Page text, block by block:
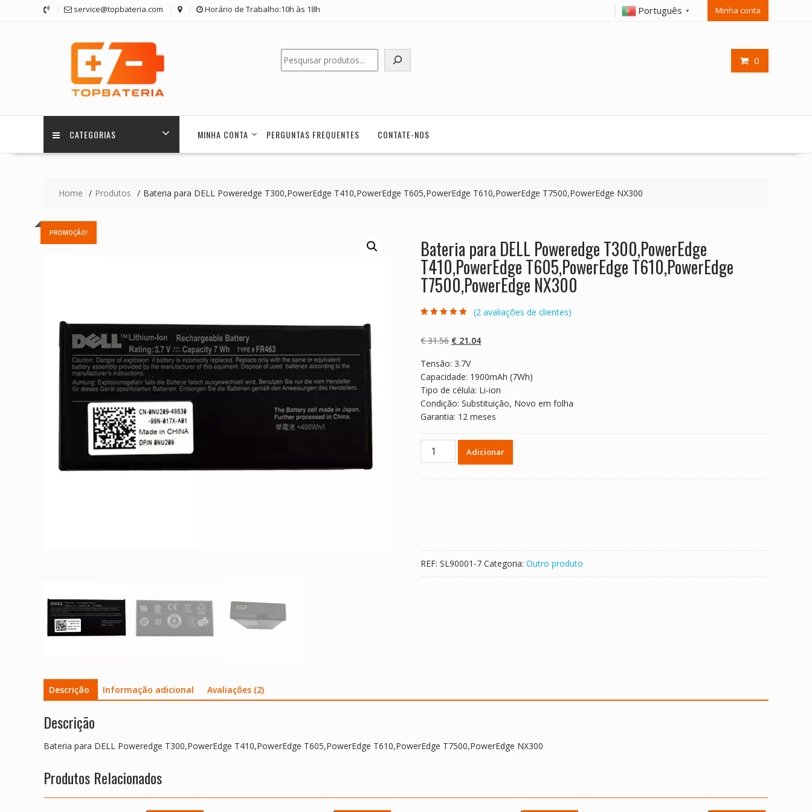
service@topbateria.com Horário de Trabalho:10h às 18h Português ▼ Minha conta
0
Pesquisar
CATEGORIAS MINHA CONTA PERGUNTAS FREQUENTES CONTATE-NOS
Home Produtos Bateria para DELL Poweredge T300,PowerEdge T410,PowerEdge T605,PowerEdge T610,PowerEdge T7500,PowerEdge NX300
PROMOÇÃO!
Bateria para DELL Poweredge T300,PowerEdge
T410,PowerEdge T605,PowerEdge T610,PowerEdge
T7500,PowerEdge NX300
com base em
classificaçõe
(2 avaliações de clientes)
€31.56 O
original
era:
€ 31.56.
€ 21.04O
é:
€ 21.04.
Tensão: 3.7V
Capacidade: 1900mAh (7Wh)
Tipo de célula: Li-ion
Condição: Substituição, Novo em folha
Garantia: 12 meses
Quantidade
T605,PowerEdge
T610,PowerEdge
T7500,PowerEdge
Adicionar
REF: SL90001-7 Categoria: Outro produto
Descrição Informação adicional Avaliações (2)
Descrição
Bateria para DELL Poweredge T300,PowerEdge T410,PowerEdge T605,PowerEdge T610,PowerEdge T7500,PowerEdge NX300
Produtos Relacionados